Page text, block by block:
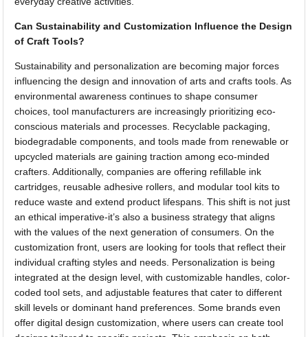
Can Sustainability and Customization Influence the Design
of Craft Tools?
Sustainability and personalization are becoming major forces
influencing the design and innovation of arts and crafts tools. As
environmental awareness continues to shape consumer
choices, tool manufacturers are increasingly prioritizing eco-
conscious materials and processes. Recyclable packaging,
biodegradable components, and tools made from renewable or
upcycled materials are gaining traction among eco-minded
crafters. Additionally, companies are offering refillable ink
cartridges, reusable adhesive rollers, and modular tool kits to
reduce waste and extend product lifespans. This shift is not just
an ethical imperative-it’s also a business strategy that aligns
with the values of the next generation of consumers. On the
customization front, users are looking for tools that reflect their
individual crafting styles and needs. Personalization is being
integrated at the design level, with customizable handles, color-
coded tool sets, and adjustable features that cater to different
skill levels or dominant hand preferences. Some brands even
offer digital design customization, where users can create tool